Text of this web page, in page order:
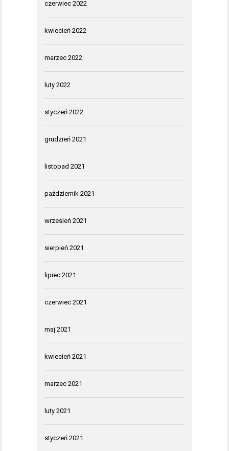
czerwiec 2022
kwiecień 2022
marzec 2022
luty 2022
styczeń 2022
grudzień 2021
listopad 2021
październik 2021
wrzesień 2021
sierpień 2021
lipiec 2021
czerwiec 2021
maj 2021
kwiecień 2021
marzec 2021
luty 2021
styczeń 2021